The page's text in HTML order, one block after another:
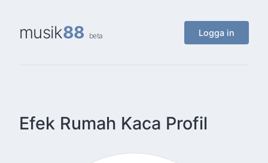
musik88 beta Logga in
Efek Rumah Kaca Profil